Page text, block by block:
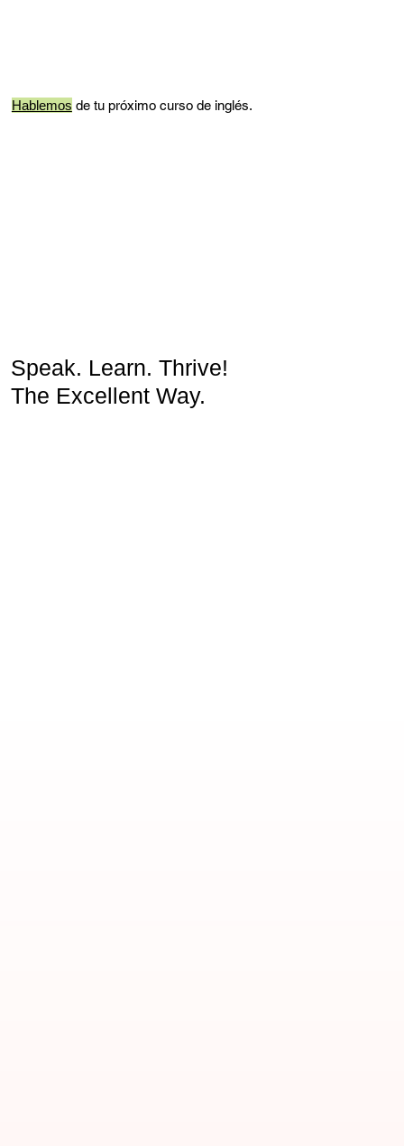
Hablemos de tu próximo curso de inglés.
Speak. Learn. Thrive!
The Excellent Way.